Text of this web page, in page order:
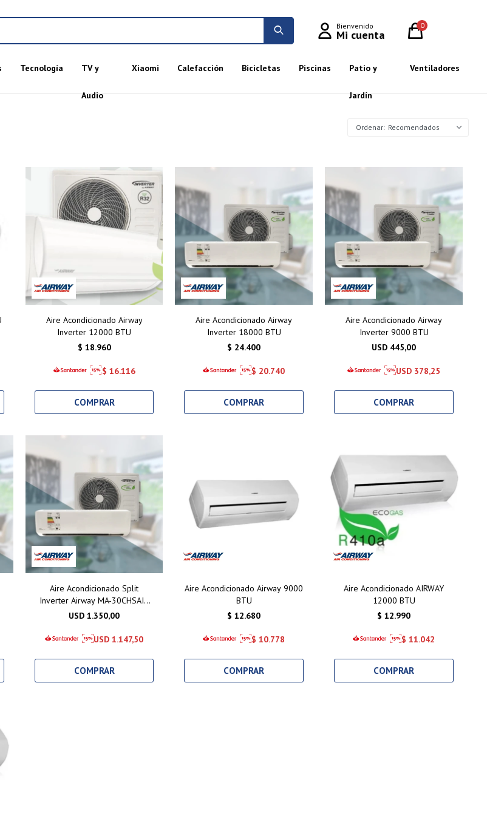
Tecnología TV y
Audio
Xiaomi Calefacción Bicicletas Piscinas Patio y
Jardín
Ventiladores
0
Recomendados
Aire Acondicionado Airway
Inverter 12000 BTU
$ 18.960
$ 16.116
Aire Acondicionado Airway
Inverter 18000 BTU
$ 24.400
$ 20.740
Aire Acondicionado Airway
Inverter 9000 BTU
USD 445,00
USD 378,25
Aire Acondicionado Split
Inverter Airway MA-30CHSAI2
30000 BTU
USD 1.350,00
USD 1.147,50
Aire Acondicionado Airway 9000
BTU
$ 12.680
$ 10.778
Aire Acondicionado AIRWAY
12000 BTU
$ 12.990
$ 11.042